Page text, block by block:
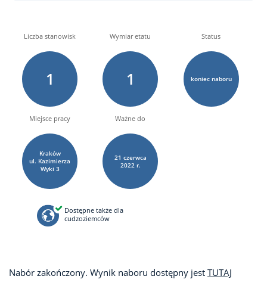
Liczba stanowisk
1
Wymiar etatu
1
Status
koniec naboru
Miejsce pracy
Kraków
ul. Kazimierza
Wyki 3
Ważne do
21 czerwca
2022 r.
Dostępne także dla
cudzoziemców
Nabór zakończony. Wynik naboru dostępny jest TUTAJ